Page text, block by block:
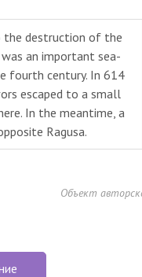
the destruction of the
an important sea-
fourth century. In 614
escaped to a small
In the meantime, a
Ragusa.
Объект